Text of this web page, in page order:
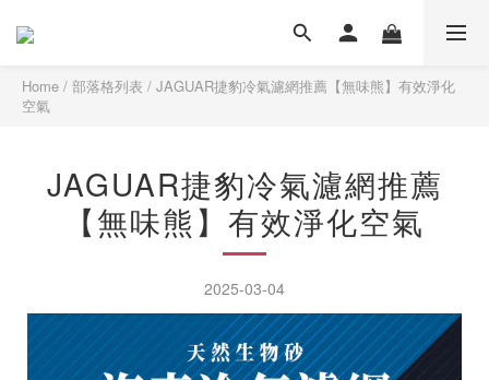
Home / 部落格列表 / JAGUAR捷豹冷氣濾網推薦【無味熊】有效淨化
空氣
JAGUAR捷豹冷氣濾網推薦
【無味熊】有效淨化空氣
2025-03-04